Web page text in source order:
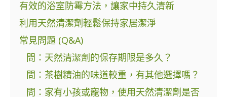
有效的浴室防霉方法，讓家中持久清新
利用天然清潔劑輕鬆保持家居潔淨
常見問題 (Q&A)
問：天然清潔劑的保存期限是多久？
問：茶樹精油的味道較重，有其他選擇嗎？
問：家有小孩或寵物，使用天然清潔劑是否